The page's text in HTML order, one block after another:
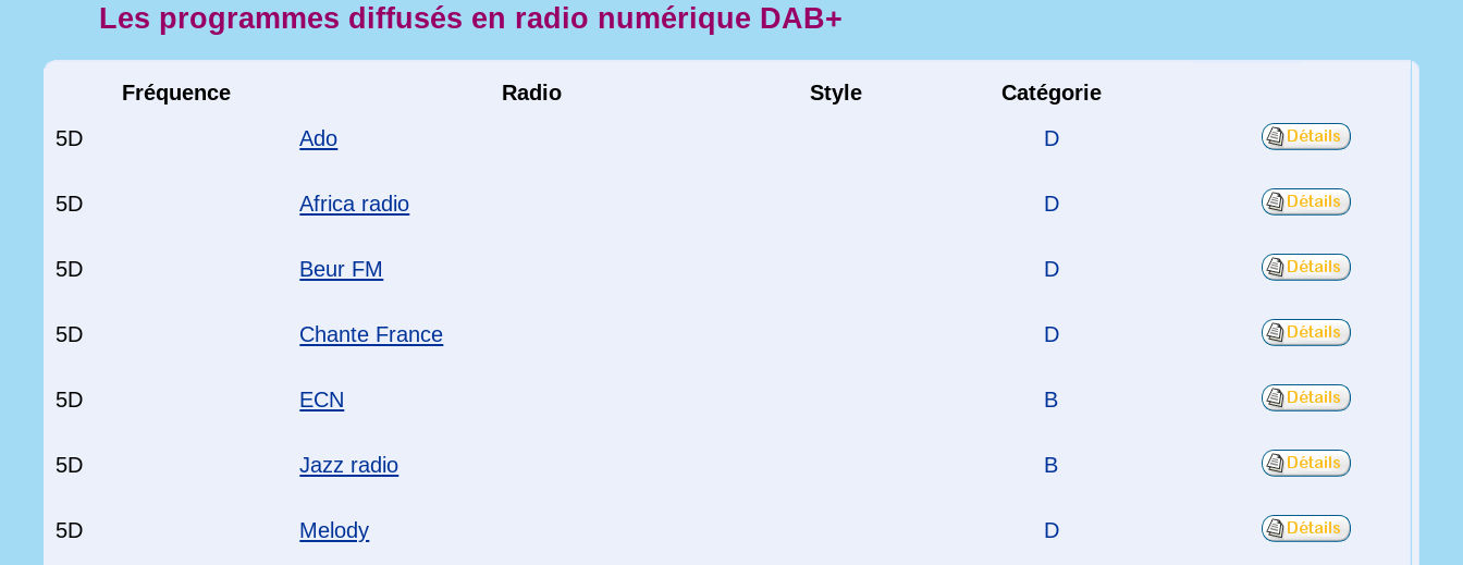
Les programmes diffusés en radio numérique DAB+
Fréquence Radio Style
Catégorie
5D
Ado D
5D Africa radio D
5D Beur FM D
5D Chante France D
5D ECN B
5D Jazz radio B
5D Melody D